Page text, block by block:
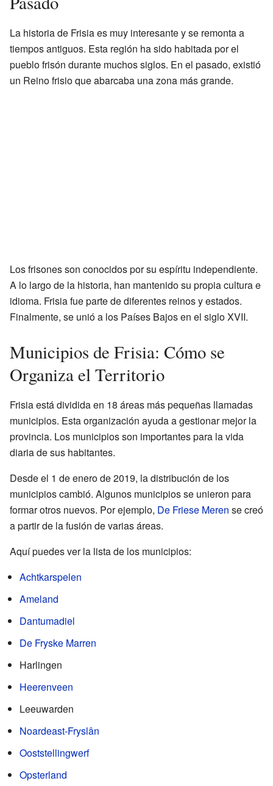
La historia de Frisia es muy interesante y se remonta a
tiempos antiguos. Esta región ha sido habitada por el
pueblo frisón durante muchos siglos. En el pasado, existió
un Reino frisio que abarcaba una zona más grande.
Los frisones son conocidos por su espíritu independiente.
A lo largo de la historia, han mantenido su propia cultura e
idioma. Frisia fue parte de diferentes reinos y estados.
Finalmente, se unió a los Países Bajos en el siglo XVII.
Municipios de Frisia: Cómo se
Organiza el Territorio
Frisia está dividida en 18 áreas más pequeñas llamadas
municipios. Esta organización ayuda a gestionar mejor la
provincia. Los municipios son importantes para la vida
diaria de sus habitantes.
Desde el 1 de enero de 2019, la distribución de los
municipios cambió. Algunos municipios se unieron para
formar otros nuevos. Por ejemplo, De Friese Meren se creó
a partir de la fusión de varias áreas.
Aquí puedes ver la lista de los municipios:
Achtkarspelen
Ameland
Dantumadiel
De Fryske Marren
Harlingen
Heerenveen
Leeuwarden
Noardeast-Fryslân
Ooststellingwerf
Opsterland